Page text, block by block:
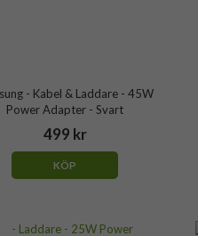
- Kabel & Laddare - 45W
Power Adapter - Svart
499 kr
KÖP